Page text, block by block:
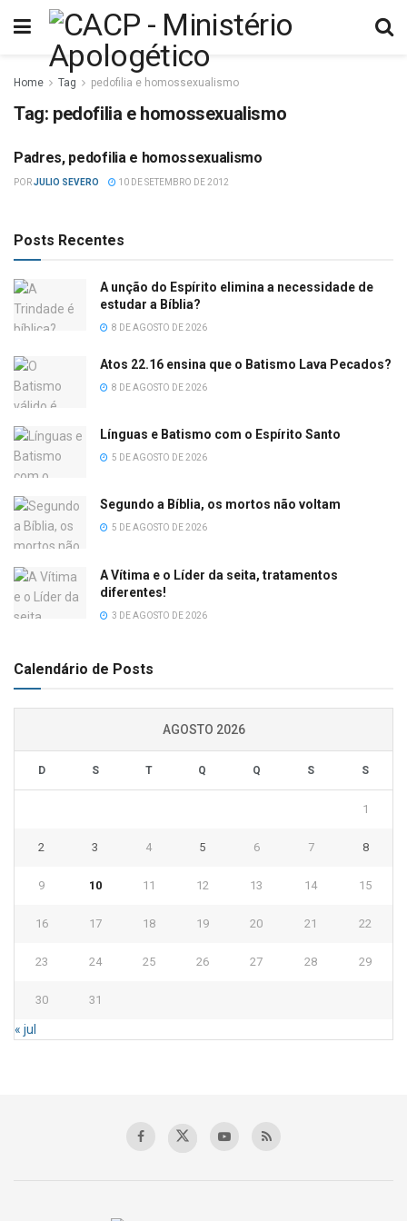
Home Tag pedofilia e homossexualismo
Tag: pedofilia e homossexualismo
CATOLICISMO
Padres, pedofilia e homossexualismo
PORJULIO SEVERO 10 DE SETEMBRO DE 2012
Posts Recentes
A unção do Espírito elimina a necessidade de
estudar a Bíblia?
8 DE AGOSTO DE 2026
Atos 22.16 ensina que o Batismo Lava Pecados?
8 DE AGOSTO DE 2026
Línguas e Batismo com o Espírito Santo
5 DE AGOSTO DE 2026
Segundo a Bíblia, os mortos não voltam
5 DE AGOSTO DE 2026
A Vítima e o Líder da seita, tratamentos
diferentes!
3 DE AGOSTO DE 2026
Calendário de Posts
AGOSTO 2026
D S T Q Q S S
1
2 3 4 5 6 7 8
9 10 11 12 13 14 15
16 17 18 19 20 21 22
23 24 25 26 27 28 29
30 31
« jul